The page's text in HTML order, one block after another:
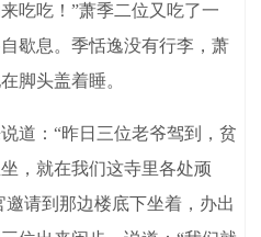
吃吃！”萧季二位又吃了一
歇息。季恬逸没有行李，萧
脚头盖着睡。
：“昨日三位老爷驾到，贫
，就在我们这寺里各处顽
邀请到那边楼底下坐着，办出